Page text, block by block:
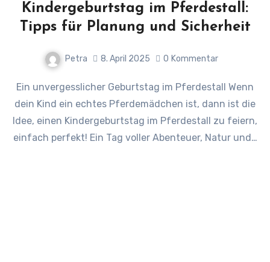
Kindergeburtstag im Pferdestall:
Tipps für Planung und Sicherheit
Petra 8. April 2025 0 Kommentar
Ein unvergesslicher Geburtstag im Pferdestall Wenn
dein Kind ein echtes Pferdemädchen ist, dann ist die
Idee, einen Kindergeburtstag im Pferdestall zu feiern,
einfach perfekt! Ein Tag voller Abenteuer, Natur und…